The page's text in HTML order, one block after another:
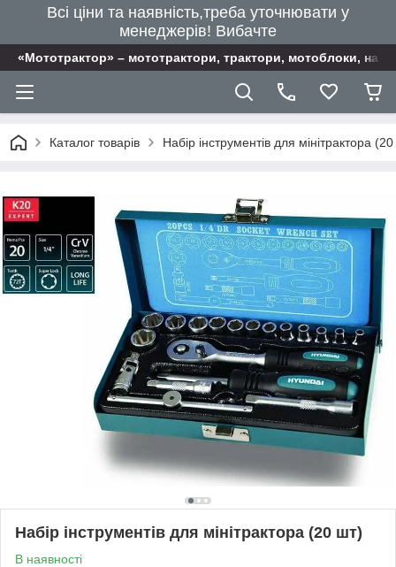
Всі ціни та наявність,треба уточнювати у
менеджерів! Вибачте
«Мототрактор» – мототрактори, трактори, мотоблоки,
Каталог товарів Набір інструментів для мінітрактора
Набір інструментів для мінітрактора (20 шт)
В наявності